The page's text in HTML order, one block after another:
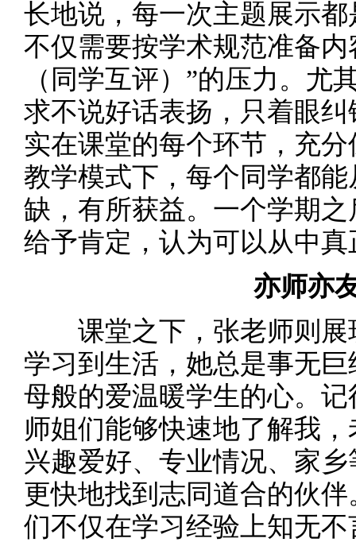
长地说，每一次主题展示
不仅需要按学术规范准备内
（同学互评）”的压力。尤
求不说好话表扬，只着眼
实在课堂的每个环节，充
教学模式下，每个同学都
缺，有所获益。一个学期
给予肯定，认为可以从中
亦师亦
课堂之下，张老师则展
学习到生活，她总是事无
母般的爱温暖学生的心。
师姐们能够快速地了解我
兴趣爱好、专业情况、家
更快地找到志同道合的伙
们不仅在学习经验上知无